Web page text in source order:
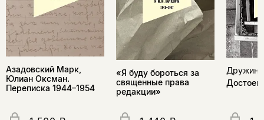
Азадовский Марк,
Юлиан Оксман.
Переписка 1944–1954
«Я буду бороться за
священные права
редакции»